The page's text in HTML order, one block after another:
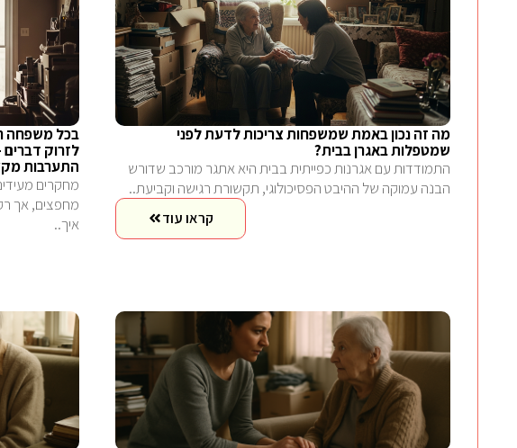
מה זה נכון באמת שמשפחות צריכות לדעת לפני
שמטפלות באגרן בבית?
התמודדות עם אגרנות כפייתית בבית היא אתגר מורכב שדורש
הבנה עמוקה של ההיבט הפסיכולוגי, תקשורת רגישה וקביעת..
קראו עוד
בכל משפחה
לזרוק
התערבות
איך..